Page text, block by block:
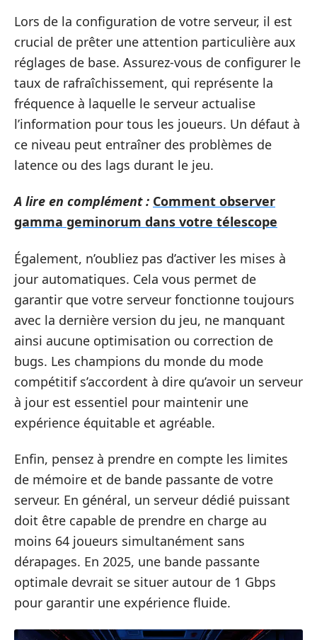
Lors de la configuration de votre serveur, il est
crucial de prêter une attention particulière aux
réglages de base. Assurez-vous de configurer le
taux de rafraîchissement, qui représente la
fréquence à laquelle le serveur actualise
l’information pour tous les joueurs. Un défaut à
ce niveau peut entraîner des problèmes de
latence ou des lags durant le jeu.
A lire en complément : Comment observer
gamma geminorum dans votre télescope
Également, n’oubliez pas d’activer les mises à
jour automatiques. Cela vous permet de
garantir que votre serveur fonctionne toujours
avec la dernière version du jeu, ne manquant
ainsi aucune optimisation ou correction de
bugs. Les champions du monde du mode
compétitif s’accordent à dire qu’avoir un serveur
à jour est essentiel pour maintenir une
expérience équitable et agréable.
Enfin, pensez à prendre en compte les limites
de mémoire et de bande passante de votre
serveur. En général, un serveur dédié puissant
doit être capable de prendre en charge au
moins 64 joueurs simultanément sans
dérapages. En 2025, une bande passante
optimale devrait se situer autour de 1 Gbps
pour garantir une expérience fluide.